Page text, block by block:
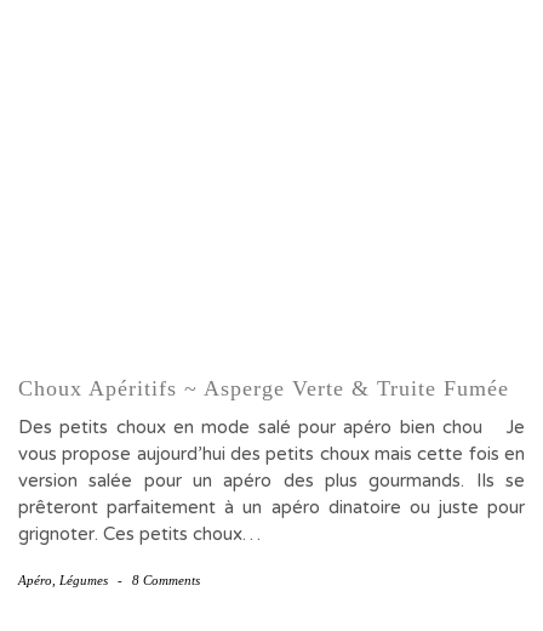
Choux Apéritifs ~ Asperge Verte & Truite Fumée
Des petits choux en mode salé pour apéro bien chou Je
vous propose aujourd’hui des petits choux mais cette fois en
version salée pour un apéro des plus gourmands. Ils se
prêteront parfaitement à un apéro dinatoire ou juste pour
grignoter. Ces petits choux…
Apéro Légumes - 8 Comments